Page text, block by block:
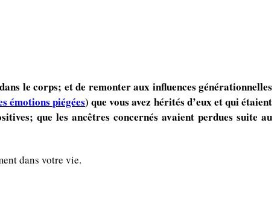
le corps; et de remonter aux influences générationnelles
émotions piégées) que vous avez hérités d’eux et qui étaient
que les ancêtres concernés avaient perdues suite au
dans votre vie.